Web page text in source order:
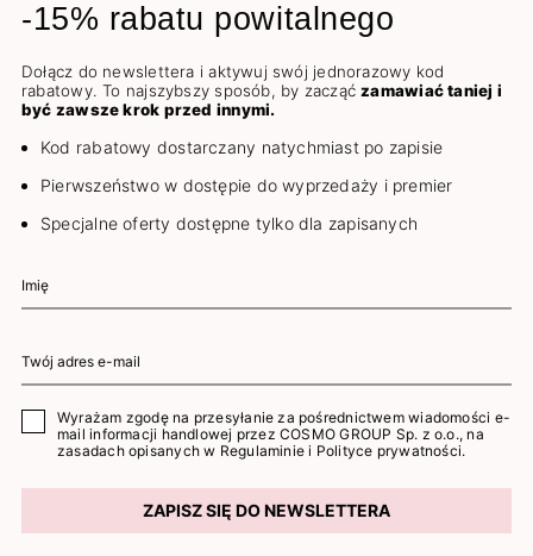
-15% rabatu powitalnego
Dołącz do newslettera i aktywuj swój jednorazowy kod
rabatowy. To najszybszy sposób, by zacząćzamawiać taniej i
być zawsze krok przed innymi.
Kod rabatowy dostarczany natychmiast po zapisie
Pierwszeństwo w dostępie do wyprzedaży i premier
Specjalne oferty dostępne tylko dla zapisanych
Wyrażam zgodę na przesyłanie za pośrednictwem wiadomości e-
mail informacji handlowej przez COSMO GROUP Sp. z o.o., na
zasadach opisanych w Regulaminie i Polityce prywatności.
ZAPISZ SIĘ DO NEWSLETTERA